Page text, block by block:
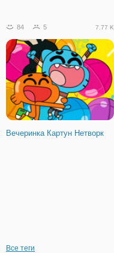
84 5 7.77 K
Вечеринка Картун Нетворк
Все теги